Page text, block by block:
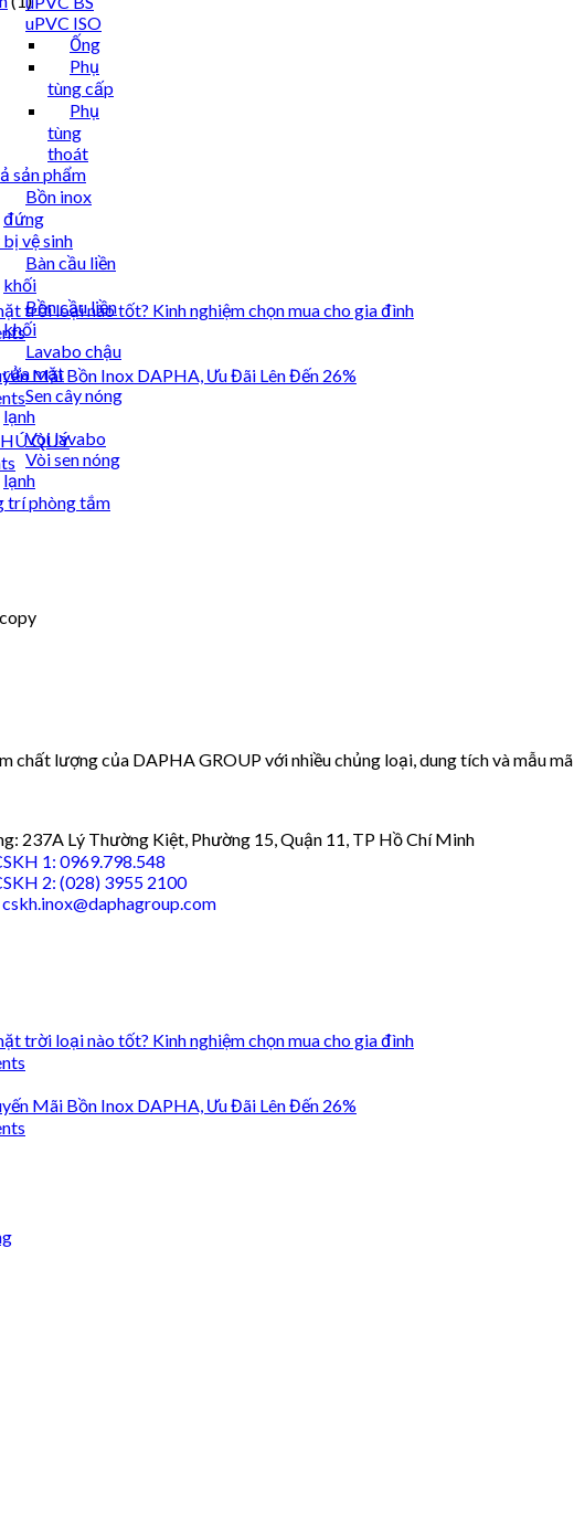
uPVC ISO
Ống
Phụ
tùng cấp
Phụ
tùng
thoát
sản phẩm
Bồn inox
đứng
vệ sinh
Bàn cầu liền
khối
Bồn cầu liền
khối
Lavabo chậu
rửa mặt
Sen cây nóng
lạnh
Vòi lavabo
Vòi sen nóng
lạnh
trí phòng tắm
trời loại nào tốt? Kinh nghiệm chọn mua cho gia đình
Mãi Bồn Inox DAPHA, Ưu Đãi Lên Đến 26%
QUÝ
chất lượng của DAPHA GROUP với nhiều chủng loại, dung tích và mẫu mã
237A Lý Thường Kiệt, Phường 15, Quận 11, TP Hồ Chí Minh
1: 0969.798.548
2: (028) 3955 2100
cskh.inox@daphagroup.com
trời loại nào tốt? Kinh nghiệm chọn mua cho gia đình
Mãi Bồn Inox DAPHA, Ưu Đãi Lên Đến 26%